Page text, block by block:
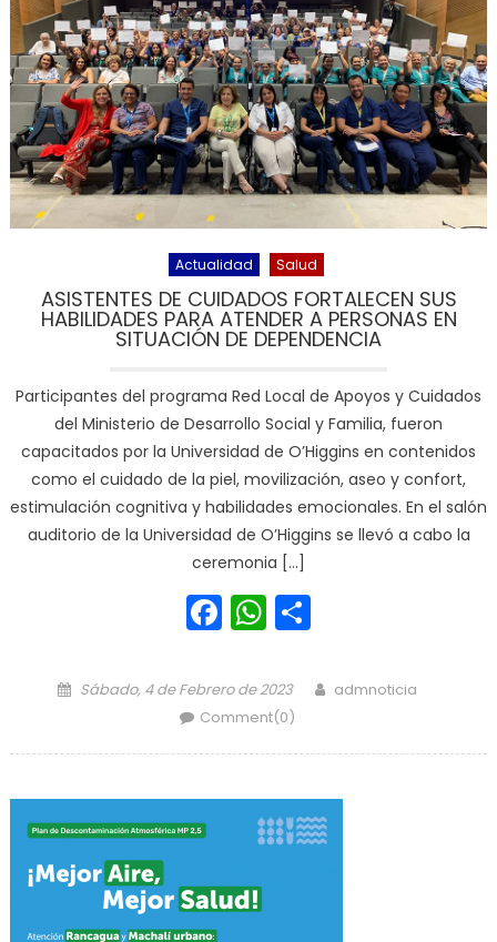
Actualidad Salud
ASISTENTES DE CUIDADOS FORTALECEN SUS
HABILIDADES PARA ATENDER A PERSONAS EN
SITUACIÓN DE DEPENDENCIA
Participantes del programa Red Local de Apoyos y Cuidados
del Ministerio de Desarrollo Social y Familia, fueron
capacitados por la Universidad de O’Higgins en contenidos
como el cuidado de la piel, movilización, aseo y confort,
estimulación cognitiva y habilidades emocionales. En el salón
auditorio de la Universidad de O’Higgins se llevó a cabo la
ceremonia […]
Facebook
WhatsApp
Posted on
Sábado, 4 de Febrero de 2023 Author
admnoticia
Comment(0)